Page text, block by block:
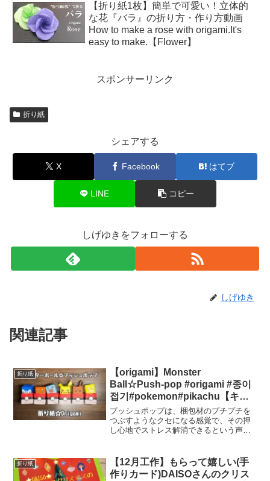
【折り紙1枚】簡単で可愛い！立体的
な花『バラ』の折り方・作り方動画
How to make a rose with origami.It's
easy to make.【Flower】
スポンサーリンク
折り紙
シェアする
X Facebook はてブ
LINE コピー
しげゆきをフォローする
しげゆき
関連記事
折り紙
【origami】Monster
Ball☆Push-pop #origami #종이
접기#pokemon#pikachu【キャ
ラクター折り紙】モンスターボー
ル☆プッシュポップ#プッシュポ
ップ#遊べる 折り方・作り方動
プッシュポップは、梱包材のプチプチを
つぶすようなクセになる感覚で、その押
し心地でストレス解消できるという声が
で対戦式で遊ぶときのルールなど、いろ
いろな遊び方が考えら...
折り紙
【12月工作】もらって嬉しい(手
作りカード)DAISOさんのクリス